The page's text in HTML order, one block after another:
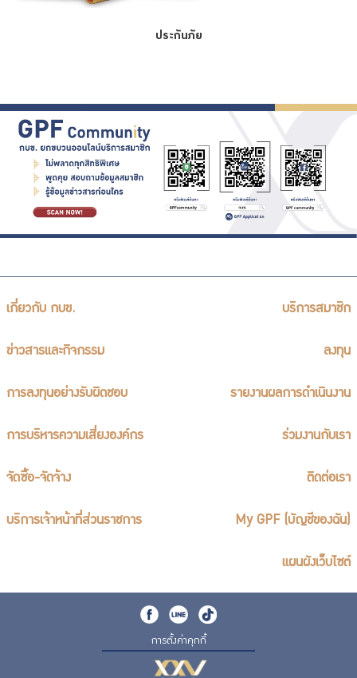
ประกันภัย
เกี่ยวกับ กบข. บริการสมาชิก
ข่าวสารและกิจกรรม ลงทุน
การลงทุนอย่างรับผิดชอบ รายงานผลการดำเนินงาน
การบริหารความเสี่ยงองค์กร ร่วมงานกับเรา
จัดซื้อ-จัดจ้าง ติดต่อเรา
บริการเจ้าหน้าที่ส่วนราชการ My GPF (บัญชีของฉัน)
แผนผังเว็บไซต์
การตั้งค่าคุกกี้